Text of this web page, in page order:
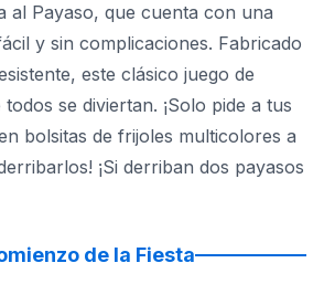
al Payaso, que cuenta con una
y sin complicaciones. Fabricado
este clásico juego de
se diviertan. ¡Solo pide a tus
bolsitas de frijoles multicolores a
¡Si derriban dos payasos
de la Fiesta